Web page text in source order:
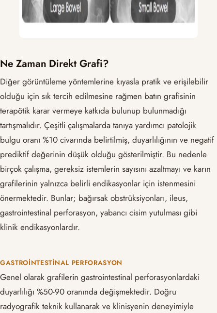
Ne Zaman Direkt Grafi?
Diğer görüntüleme yöntemlerine kıyasla pratik ve erişilebilir
olduğu için sık tercih edilmesine rağmen batın grafisinin
terapötik karar vermeye katkıda bulunup bulunmadığı
tartışmalıdır. Çeşitli çalışmalarda tanıya yardımcı patolojik
bulgu oranı %10 civarında belirtilmiş, duyarlılığının ve negatif
prediktif değerinin düşük olduğu gösterilmiştir. Bu nedenle
birçok çalışma, gereksiz istemlerin sayısını azaltmayı ve karın
grafilerinin yalnızca belirli endikasyonlar için istenmesini
önermektedir. Bunlar; bağırsak obstrüksiyonları, ileus,
gastrointestinal perforasyon, yabancı cisim yutulması gibi
klinik endikasyonlardır.
GASTROINTESTINAL PERFORASYON
Genel olarak grafilerin gastrointestinal perforasyonlardaki
duyarlılığı %50-90 oranında değişmektedir. Doğru
radyografik teknik kullanarak ve klinisyenin deneyimiyle